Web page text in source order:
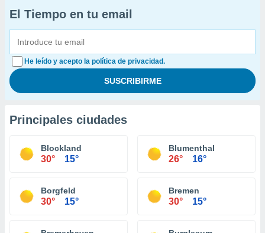
El Tiempo en tu email
He leído y acepto la política de privacidad.
Principales ciudades
Blockland
30° 15°
Blumenthal
26° 16°
Borgfeld
30° 15°
Bremen
30° 15°